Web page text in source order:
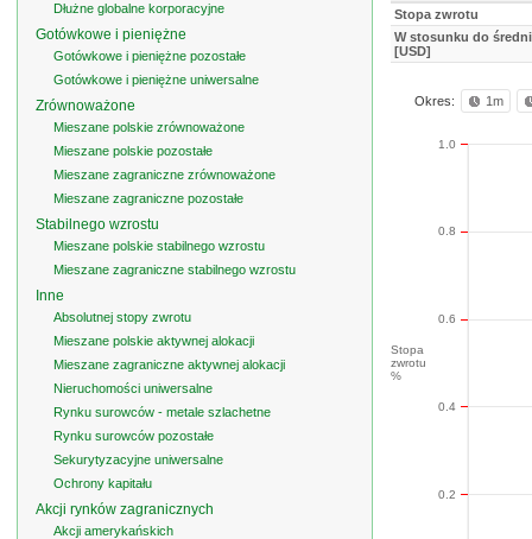
Stopa zwrotu
W stosunku do
[USD]
Okres: 1m
Stopa
zwrotu
%
0.2
0.4
0.6
0.8
1.0
Dłużne globalne korporacyjne
Gotówkowe i pieniężne
Gotówkowe i pieniężne pozostałe
Gotówkowe i pieniężne uniwersalne
Zrównoważone
Mieszane polskie zrównoważone
Mieszane polskie pozostałe
Mieszane zagraniczne zrównoważone
Mieszane zagraniczne pozostałe
Stabilnego wzrostu
Mieszane polskie stabilnego wzrostu
Mieszane zagraniczne stabilnego wzrostu
Inne
Absolutnej stopy zwrotu
Mieszane polskie aktywnej alokacji
Mieszane zagraniczne aktywnej alokacji
Nieruchomości uniwersalne
Rynku surowców - metale szlachetne
Rynku surowców pozostałe
Sekurytyzacyjne uniwersalne
Ochrony kapitału
Akcji rynków zagranicznych
Akcji amerykańskich